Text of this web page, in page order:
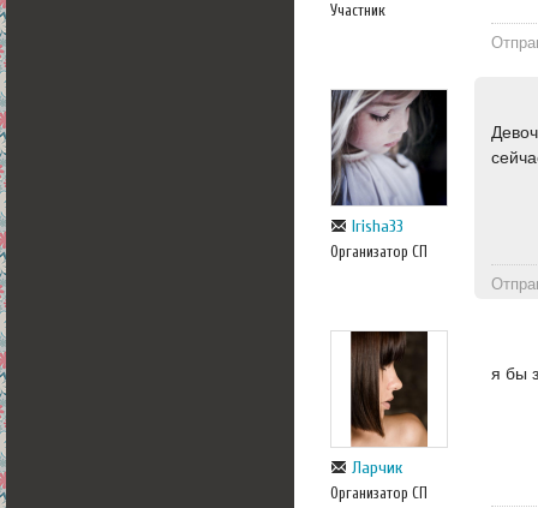
Участник
Irisha33
Организатор СП
Ларчик
Организатор СП
я бы